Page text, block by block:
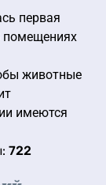
первая
помещениях
животные
имеются
722